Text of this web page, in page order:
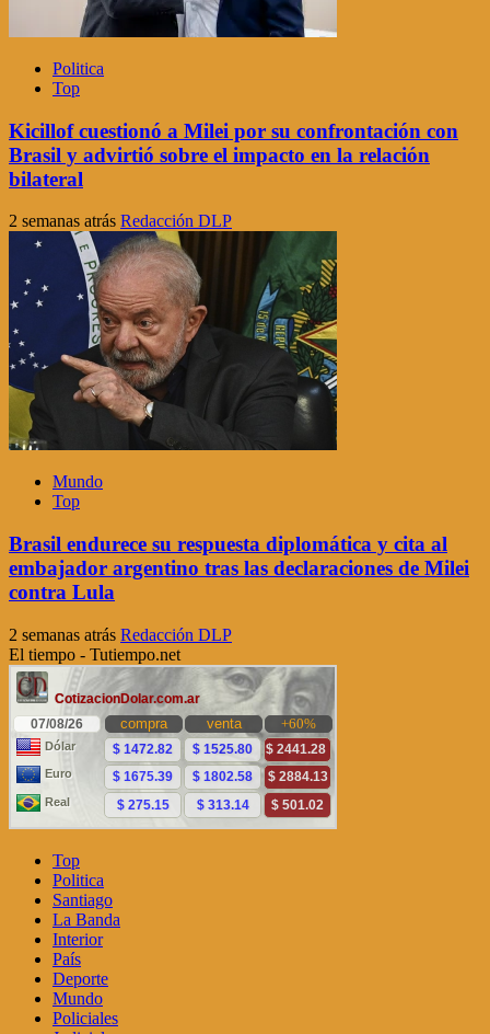
Politica
Top
Kicillof cuestionó a Milei por su confrontación con
Brasil y advirtió sobre el impacto en la relación
bilateral
2 semanas atrás Redacción DLP
Mundo
Top
Brasil endurece su respuesta diplomática y cita al
embajador argentino tras las declaraciones de Milei
contra Lula
2 semanas atrás Redacción DLP
El tiempo - Tutiempo.net
Top
Politica
Santiago
La Banda
Interior
País
Deporte
Mundo
Policiales